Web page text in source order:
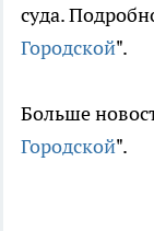
суда.
Городской".
Больше
Городской".